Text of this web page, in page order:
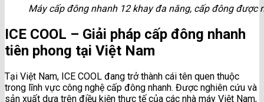
Máy cấp đông nhanh 12 khay đa năng, cấp đông được
ICE COOL – Giải pháp cấp đông nhanh
tiên phong tại Việt Nam
Tại Việt Nam, ICE COOL đang trở thành cái tên quen thuộc
trong lĩnh vực công nghệ cấp đông nhanh. Được nghiên cứu và
sản xuất dựa trên điều kiện thực tế của các nhà máy Việt Nam,